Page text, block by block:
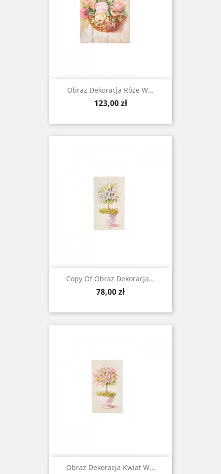
Obraz Dekoracja Róże W...
Cena
123,00 zł
Copy Of Obraz Dekoracja...
Cena
78,00 zł
Obraz Dekoracja Kwiat W...